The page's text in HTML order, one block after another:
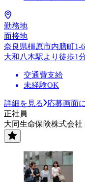
勤務地
面接地
奈良県橿原市内膳町1-
大和八木駅より徒歩1
交通費支給
未経験OK
詳細を見る
応募画面
正社員
大同生命保険株式会